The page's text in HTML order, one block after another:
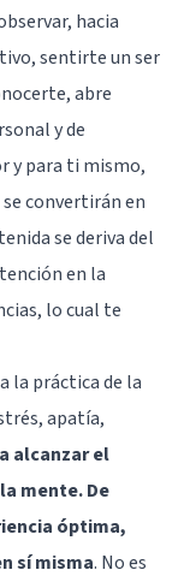
hacia
sentirte un ser
abre
y de
y para ti mismo,
convertirán en
se deriva del
en la
lo cual te
la práctica de la
apatía,
alcanzar el
mente. De
óptima,
sí misma. No es